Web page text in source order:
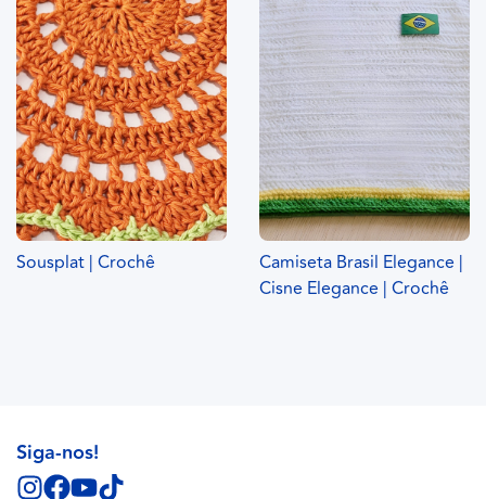
Sousplat | Crochê
Camiseta Brasil Elegance |
Cisne Elegance | Crochê
Siga-nos!